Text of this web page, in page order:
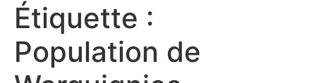
Étiquette :
Population de